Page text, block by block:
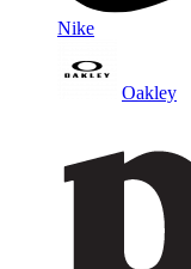
Nike
Oakley